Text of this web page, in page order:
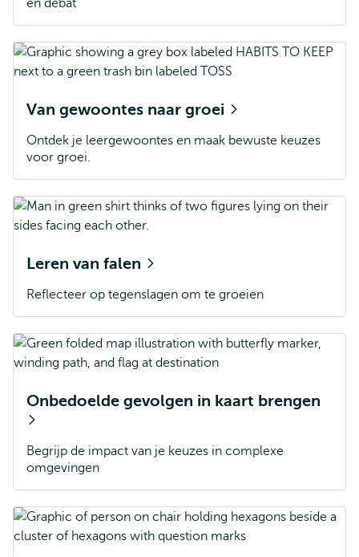
en debat
Van gewoontes naar groei
Ontdek je leergewoontes en maak bewuste keuzes
voor groei.
Leren van falen
Reflecteer op tegenslagen om te groeien
Onbedoelde gevolgen in kaart brengen
Begrijp de impact van je keuzes in complexe
omgevingen